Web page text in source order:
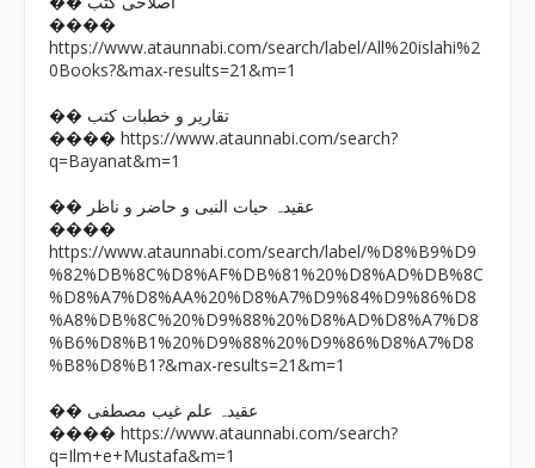
����
https://www.ataunnabi.com/search/label/All%20islahi%2
0Books?&max-results=21&m=1
�� تقاریر و خطبات کتب
���� https://www.ataunnabi.com/search?
q=Bayanat&m=1
�� عقیدہ حیات النبی و حاضر و ناظر
����
https://www.ataunnabi.com/search/label/%D8%B9%D9
%82%DB%8C%D8%AF%DB%81%20%D8%AD%DB%8C
%D8%A7%D8%AA%20%D8%A7%D9%84%D9%86%D8
%A8%DB%8C%20%D9%88%20%D8%AD%D8%A7%D8
%B6%D8%B1%20%D9%88%20%D9%86%D8%A7%D8
%B8%D8%B1?&max-results=21&m=1
�� عقیدہ علم غیب مصطفی
���� https://www.ataunnabi.com/search?
q=Ilm+e+Mustafa&m=1